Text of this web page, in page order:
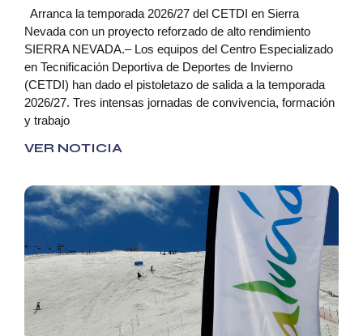
Arranca la temporada 2026/27 del CETDI en Sierra
Nevada con un proyecto reforzado de alto rendimiento
SIERRA NEVADA.– Los equipos del Centro Especializado
en Tecnificación Deportiva de Deportes de Invierno
(CETDI) han dado el pistoletazo de salida a la temporada
2026/27. Tres intensas jornadas de convivencia, formación
y trabajo
VER NOTICIA